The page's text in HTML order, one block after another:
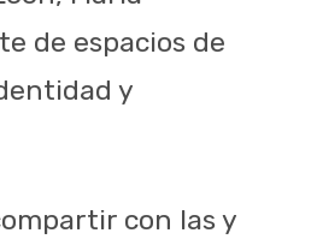
de espacios de
y
con las y